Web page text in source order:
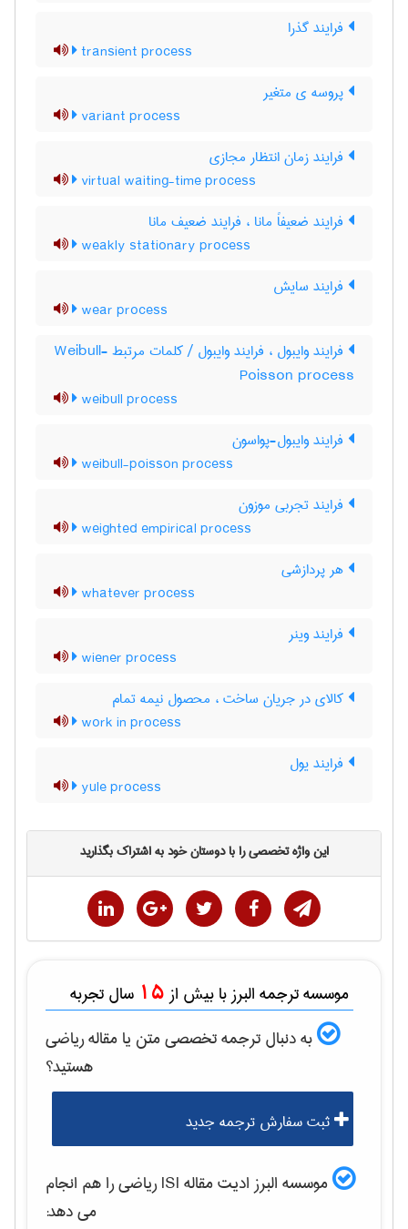
فرایند گذرا
transient process
پروسه ی متغیر
variant process
فرایند زمان انتظار مجازی
virtual waiting-time process
فرایند ضعیفاً مانا ، فرایند ضعیف مانا
weakly stationary process
فرایند سایش
wear process
فرایند وایبول ، فرایند وایبول / کلمات مرتبط Weibull-
Poisson process
weibull process
فرایند وایبول-پواسون
weibull-poisson process
فرایند تجربی موزون
weighted empirical process
هر پردازشی
whatever process
فرایند وینر
wiener process
کالای در جریان ساخت ، محصول نیمه تمام
work in process
فرایند یول
yule process
این واژه تخصصی را با دوستان خود به اشتراک بگذارید
موسسه ترجمه البرز با بیش از 15 سال تجربه
به دنبال ترجمه تخصصی متن یا مقالهرياضی
هستید؟
ثبت سفارش ترجمه جدید
موسسه البرز ادیت مقاله ISI رياضیرا هم انجام
می دهد: